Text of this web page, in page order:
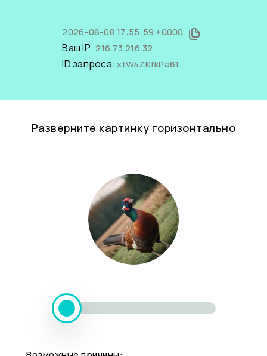
2026-08-08 17:55:59 +0000
Ваш IP:216.73.216.32
ID запроса:xtW4ZKfkPa61
Разверните картинку горизонтально